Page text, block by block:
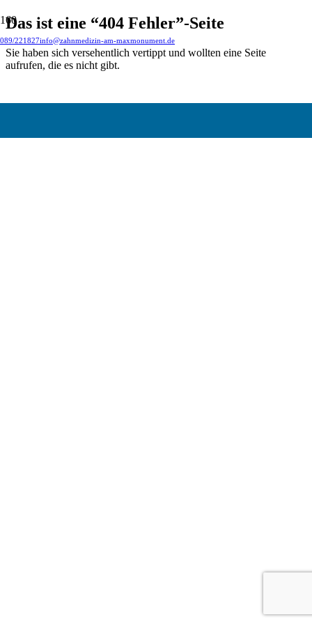
089/221827info@zahnmedizin-am-maxmonument.de
Das ist eine “404 Fehler”-Seite
Sie haben sich versehentlich vertippt und wollten eine Seite
aufrufen, die es nicht gibt.